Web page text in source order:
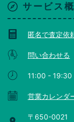
サービス
匿名で査定依
問い合わせる
11:00 - 19:30
営業カレンダ
〒650-0021